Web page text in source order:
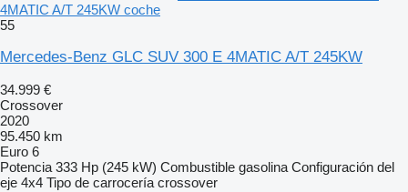
4MATIC A/T 245KW coche
55
Mercedes-Benz GLC SUV 300 E 4MATIC A/T 245KW
34.999 €
Crossover
2020
95.450 km
Euro 6
Potencia 333 Hp (245 kW) Combustible gasolina Configuración del
eje 4x4 Tipo de carrocería crossover